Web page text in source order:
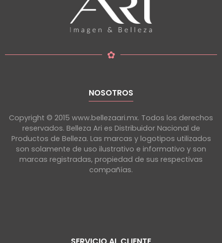
✿
NOSOTROS
Copyright © 2015 www.bellezaari.mx. Todos los derechos
reservados. Belleza Ari es Distribuidor Nacional de
Productos de Belleza. Las marcas y logotipos utilizados
son solamente de uso ilustrativo e informativo y son
marcas registradas, propiedad de sus respectivas
compañías.